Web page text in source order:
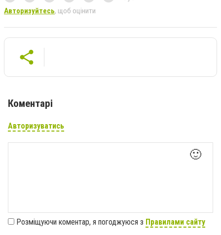
Авторизуйтесь, щоб оцінити
Коментарі
Авторизуватись
🙂
Розміщуючи коментар, я погоджуюся з Правилами сайту